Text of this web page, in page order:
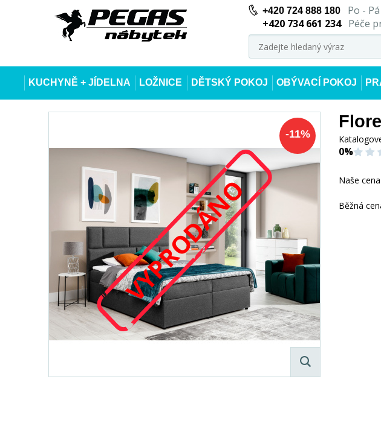
+420 724 888 180Po - Pá
+420 734 661 234
Péče
KUCHYNĚ + JÍDELNA LOŽNICE DĚTSKÝ POKOJ OBÝVACÍ POKOJ
VYPRODÁNO
-11%
0%
Naše
Běžná